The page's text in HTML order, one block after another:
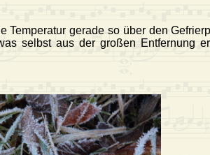
Temperatur gerade so über den
selbst aus der großen Entfernung